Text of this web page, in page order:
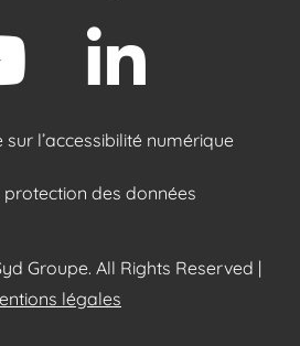
l’accessibilité numérique
protection des données
Groupe. All Rights Reserved |
légales